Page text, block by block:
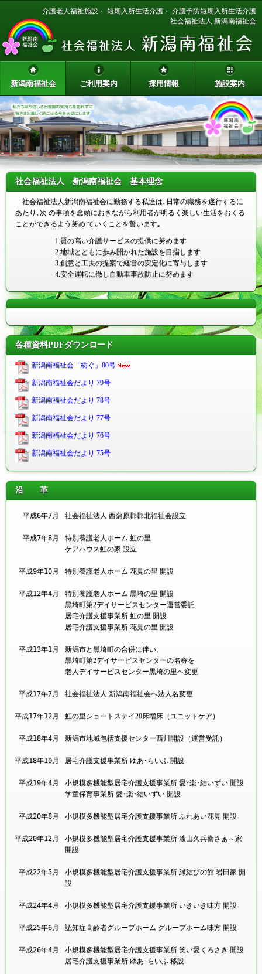
介護老人福祉施設 ・ 短期入所生活介護 ・ 介護予防短期入所生活介護
社会福祉法人 新潟南福祉会
新潟南福祉会 ご利用案内 採用情報 施設案内
社会福祉法人 新潟南福祉会 基本理念
社会福祉法人新潟南福祉会に勤務する私達は､日常の職務を遂行するに
あたり､次 の事項を念頭におきながら利用者が明るく楽しい生活をおくる
ことができるよう努め ていくことを誓います｡
1.質の高い介護サービスの提供に努めます
2.地域とともに歩み開かれた施設を目指します
3.創意と工夫の提案で経営の安定化に寄与します
4.安全運転に徹し自動車事故防止に努めます
各種資料PDFダウンロード
新潟南福祉会「紡ぐ」80号
新潟南福祉会だより 79号
新潟南福祉会だより 78号
新潟南福祉会だより 77号
新潟南福祉会だより 76号
新潟南福祉会だより 75号
沿 革
平成6年7月 社会福祉法人 西蒲原郡郡北福祉会設立
平成7年8月
特別養護老人ホーム 虹の里
ケアハウス虹の家 設立
平成9年10月 特別養護老人ホーム 花見の里 開設
平成12年4月
特別養護老人ホーム 黒埼の里 開設
黒埼町第2デイサービスセンター運営委託
居宅介護支援事業所 虹の里 開設
居宅介護支援事業所 花見の里 開設
平成13年1月
新潟市と黒埼町の合併に伴い、
黒埼町第2デイサービスセンターの名称を
老人デイサービスセンター黒埼の里へ変更
平成17年7月 社会福祉法人 新潟南福祉会へ法人名変更
平成17年12月 虹の里ショートステイ20床増床（ユニットケア）
平成18年4月 新潟市地域包括支援センター西川開設（運営受託）
平成18年10月 居宅介護支援事業所 ゆあ･らいふ 開設
平成19年4月
小規模多機能型居宅介護支援事業所 愛･楽･結いずい 開設
学童保育事業所 愛･楽･結いずい 開設
平成20年8月 小規模多機能型居宅介護支援事業所 ふれあい花見 開設
平成20年12月
小規模多機能型居宅介護支援事業所 漆山久兵衛さぁ～家
開設
平成22年5月
小規模多機能型居宅介護支援事業所 縁結びの館 岩田家 開
設
平成24年4月 小規模多機能型居宅介護支援事業所 いきいき味方 開設
平成25年6月 認知症高齢者グループホーム グループホーム味方 開設
平成26年4月
小規模多機能型居宅介護支援事業所 笑い愛くろさき 開設
居宅介護支援事業所 ゆあ･らいふ 移設
Deprecated: PHP Startup: Use of mbstring.internal_encoding is
deprecated in